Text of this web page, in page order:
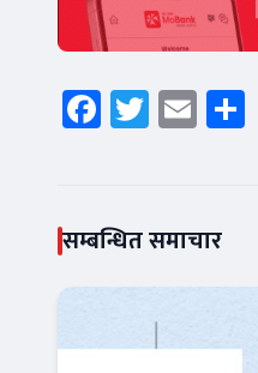
Facebook
Twitter
Email
सम्बन्धित समाचार